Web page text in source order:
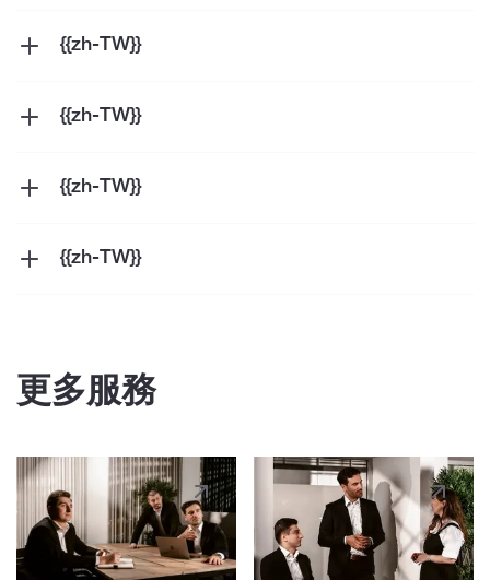
{{zh-TW}}
{{zh-TW}}
{{zh-TW}}
{{zh-TW}}
更多服務